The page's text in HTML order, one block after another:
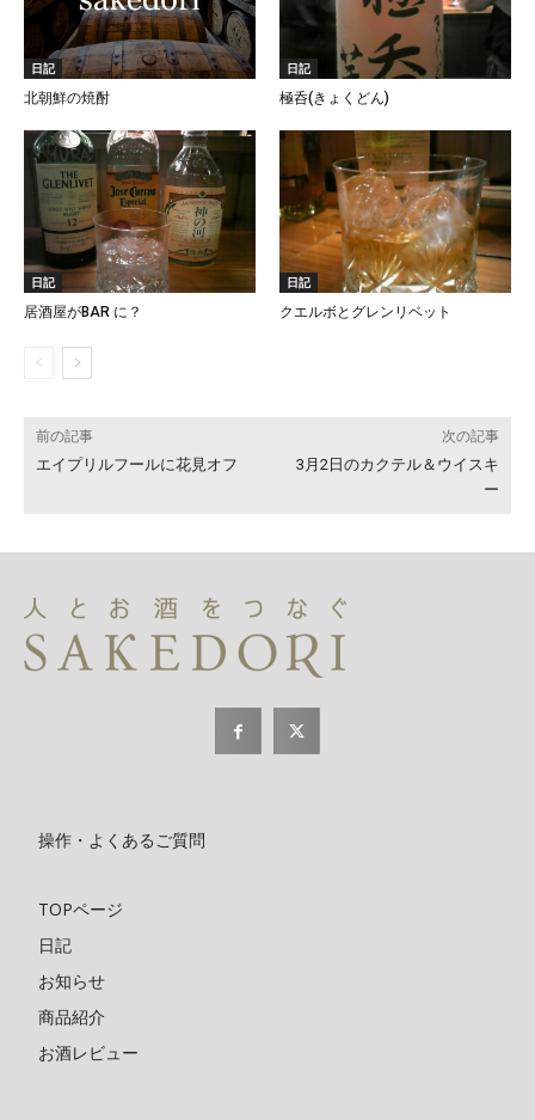
日記
北朝鮮の焼酎
日記
極呑(きょくどん)
日記
居酒屋がBAR に？
日記
クエルボとグレンリベット
前の記事
エイプリルフールに花見オフ
次の記事
3月2日のカクテル＆ウイスキ
ー
操作・よくあるご質問
TOPページ
日記
お知らせ
商品紹介
お酒レビュー